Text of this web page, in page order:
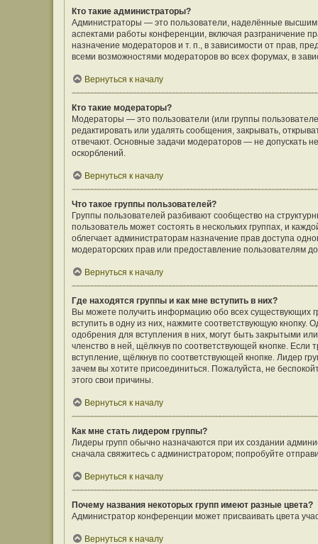
Кто такие администраторы?
Администраторы — это пользователи, наделённые
аспектами работы конференции, включая разграничение
назначение модераторов и т. п., в зависимости от прав,
всеми возможностями модераторов во всех форумах, в
Вернуться к началу
Кто такие модераторы?
Модераторы — это пользователи (или группы
редактировать или удалять сообщения, закрывать,
отвечают. Основные задачи модераторов — не допускать
оскорблений.
Вернуться к началу
Что такое группы пользователей?
Группы пользователей разбивают сообщество на
пользователь может состоять в нескольких группах, и
облегчает администраторам назначение прав доступа
модераторских прав или предоставление пользователям
Вернуться к началу
Где находятся группы и как мне вступить в них?
Вы можете получить информацию обо всех существующих
вступить в одну из них, нажмите соответствующую
одобрения для вступления в них, могут быть закрытыми
членство в ней, щёлкнув по соответствующей кнопке. Если
вступление, щёлкнув по соответствующей кнопке. Лидер
зачем вы хотите присоединиться. Пожалуйста, не
этого свои причины.
Вернуться к началу
Как мне стать лидером группы?
Лидеры групп обычно назначаются при их создании
сначала свяжитесь с администратором; попробуйте
Вернуться к началу
Почему названия некоторых групп имеют разные цвета?
Администратор конференции может присваивать цвета
Вернуться к началу